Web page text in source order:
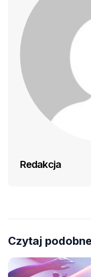
Redakcja
Czytaj